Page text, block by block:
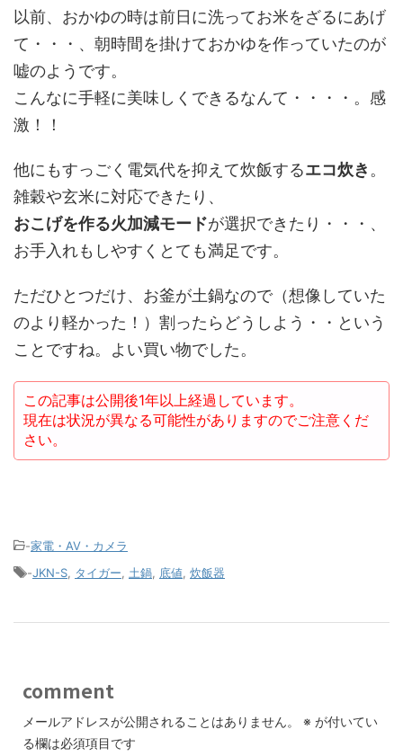
以前、おかゆの時は前日に洗ってお米をざるにあげ
て・・・、朝時間を掛けておかゆを作っていたのが
嘘のようです。
こんなに手軽に美味しくできるなんて・・・・。感
激！！
他にもすっごく電気代を抑えて炊飯するエコ炊き 。
雑穀や玄米に対応できたり、
おこげを作る火加減モードが選択できたり・・・、
お手入れもしやすくとても満足です。
ただひとつだけ、お釜が土鍋なので（想像していた
のより軽かった！）割ったらどうしよう・・という
ことですね。よい買い物でした。
この記事は公開後1年以上経過しています。
現在は状況が異なる可能性がありますのでご注意くだ
さい。
-家電・AV・カメラ
-JKN-S タイガー 土鍋 底値 炊飯器
comment
メールアドレスが公開されることはありません。 ※ が付いてい
る欄は必須項目です